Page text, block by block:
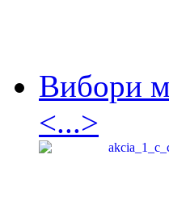
Вибори
<...>